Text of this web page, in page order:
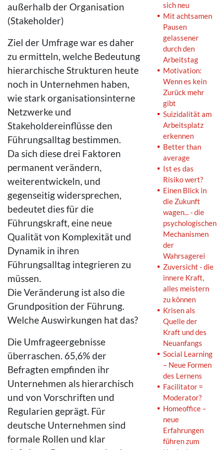
außerhalb der Organisation
(Stakeholder)
Ziel der Umfrage war es daher
zu ermitteln, welche Bedeutung
hierarchische Strukturen heute
noch in Unternehmen haben,
wie stark organisationsinterne
Netzwerke und
Stakeholdereinflüsse den
Führungsalltag bestimmen.
Da sich diese drei Faktoren
permanent verändern,
weiterentwickeln, und
gegenseitig widersprechen,
bedeutet dies für die
Führungskraft, eine neue
Qualität von Komplexität und
Dynamik in ihren
Führungsalltag integrieren zu
müssen.
Die Veränderung ist also die
Grundposition der Führung.
Welche Auswirkungen hat das?
Die Umfrageergebnisse
überraschen. 65,6% der
Befragten empfinden ihr
Unternehmen als hierarchisch
und von Vorschriften und
Regularien geprägt. Für
deutsche Unternehmen sind
formale Rollen und klar
sich neu
Mit achtsamen
Pausen
gelassener
durch den
Arbeitstag
Motivation:
Wenn es kein
Zurück mehr
gibt
Suizidalität am
Arbeitsplatz
erkennen
Better than
average
Ist es das
Risiko wert?
Einen Blick in
die Zukunft
wagen... - die
psychologischen
Mechanismen
der
Wahrsagerei
Zuversicht - die
innere Kraft,
alles meistern
zu können
Krisen als
Quelle der
Kraft und des
Neuanfangs
Social Learning
– Neue Formen
des Lernens
Facilitator =
Moderator?
Homeoffice –
neue
Erfahrungen
führen zum